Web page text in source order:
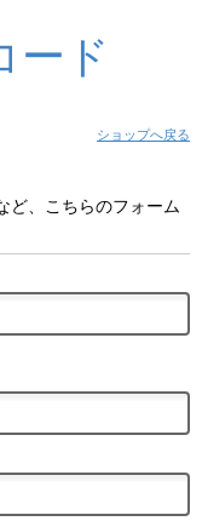
ード
ショップへ戻る
ど、こちらのフォーム